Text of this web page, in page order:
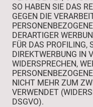
SO HABEN SIE DAS
GEGEN DIE
DERARTIGER
FÜR DAS PROFILING,
DIREKTWERBUNG IN
WIDERSPRECHEN,
NICHT MEHR ZUM
VERWENDET
DSGVO).